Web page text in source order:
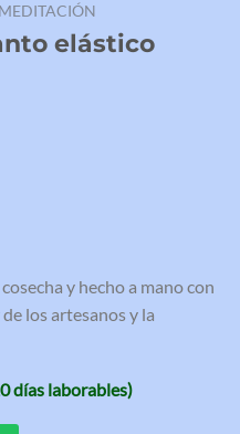
MEDITACIÓN
elástico
y hecho a mano con
los artesanos y la
días laborables)